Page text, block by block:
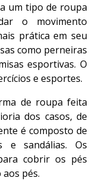
um tipo de roupa
o movimento
prática em seu
como perneiras
esportivas. O
e esportes.
de roupa feita
dos casos, de
é composto de
e sandálias. Os
cobrir os pés
pés.